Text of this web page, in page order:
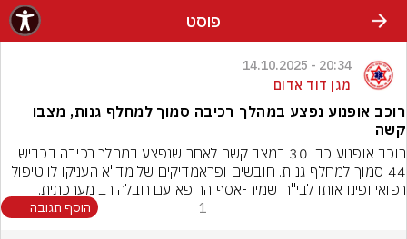
פוסט
20:34 - 14.10.2025
מגן דוד אדום
רוכב אופנוע נפצע במהלך רכיבה סמוך למחלף גנות, מצבו
קשה
רפואי ופינו אותו לבי"ח שמיר-אסף הרופא עם חבלה רב מערכתית.
1 הוסף תגובה